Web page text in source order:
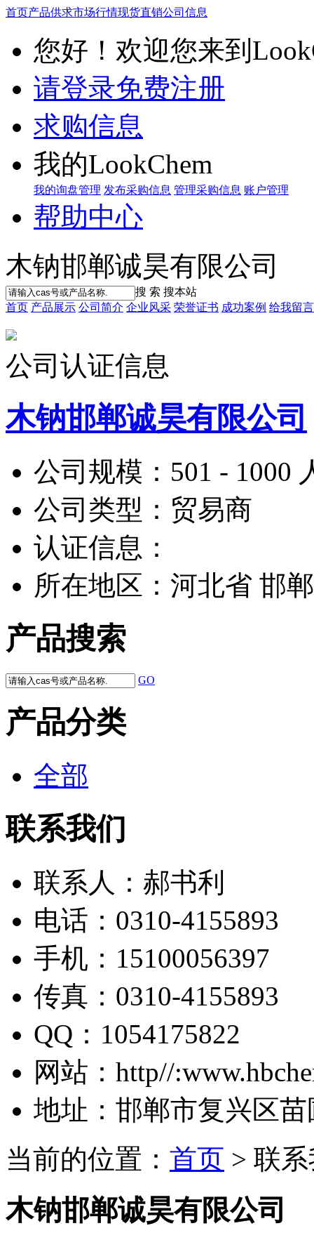
首页产品供求市场行情现货直销公司信息
您好！欢迎您来到
请登录免费注册
求购信息
我的LookChem
我的询盘管理 发布采购信息 管理采购信息 账户管理
帮助中心
木钠邯郸诚昊有限公司
搜 索 搜本站
首页 产品展示 公司简介 企业风采 荣誉证书 成功案例 给我留言
公司认证信息
木钠邯郸诚昊有限公司
公司规模： 501 - 1000
公司类型： 贸易商
认证信息：
所在地区： 河北省 邯郸
产品搜索
GO
产品分类
全部
联系我们
联系人： 郝书利
电话： 0310-4155893
手机： 15100056397
传真： 0310-4155893
QQ： 1054175822
网站： http//
地址： 邯郸市复兴区
当前的位置： 首页 > 联
木钠邯郸诚昊有限公司